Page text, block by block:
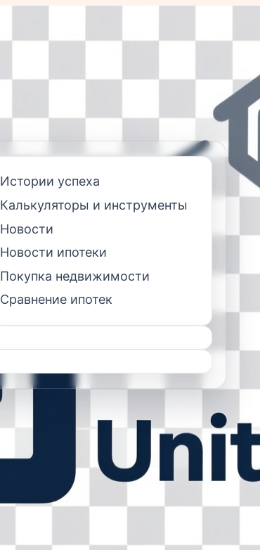
Истории успеха
Калькуляторы и инструменты
Новости
Новости ипотеки
Покупка недвижимости
Сравнение ипотек